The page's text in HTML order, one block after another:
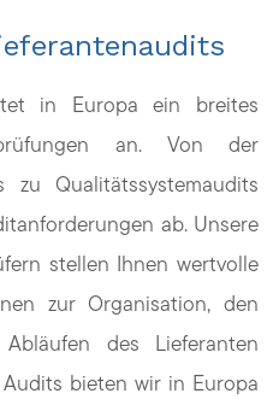
in Europa ein breites
an. Von der
zu Qualitätssystemaudits
ab. Unsere
stellen Ihnen wertvolle
zur Organisation, den
des Lieferanten
bieten wir in Europa